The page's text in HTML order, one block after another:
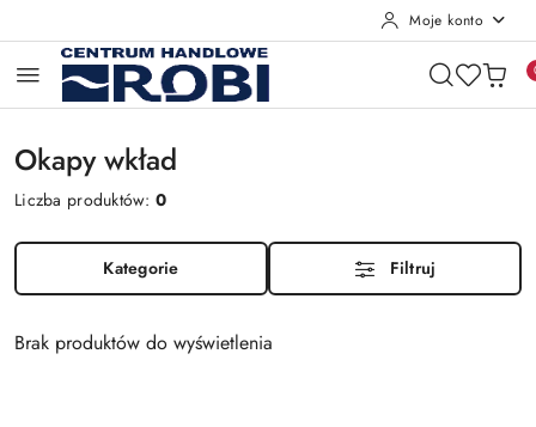
Moje konto
Okapy wkład
Liczba produktów:0
Kategorie Filtruj
Brak produktów do wyświetlenia